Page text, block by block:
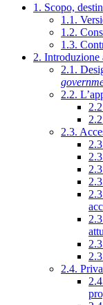
1. Scopo,
1.1.
1.2.
1.3.
2.
2.1.
2.2.
2.3.
2.4.